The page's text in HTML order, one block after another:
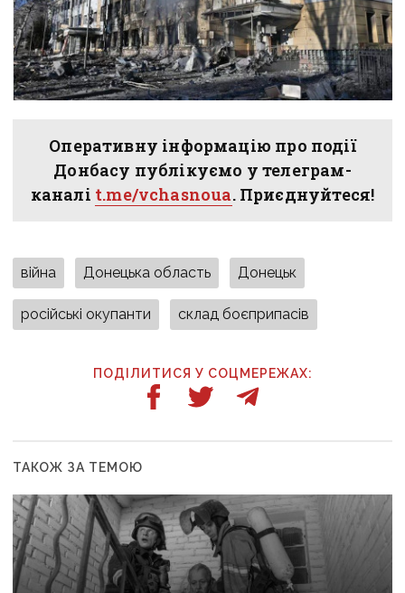
Оперативну інформацію про події
Донбасу публікуємо у телеграм-
каналі t.me/vchasnoua. Приєднуйтеся!
війна Донецька область Донецьк
російські окупанти склад боєприпасів
ПОДІЛИТИСЯ У СОЦМЕРЕЖАХ:
ТАКОЖ ЗА ТЕМОЮ